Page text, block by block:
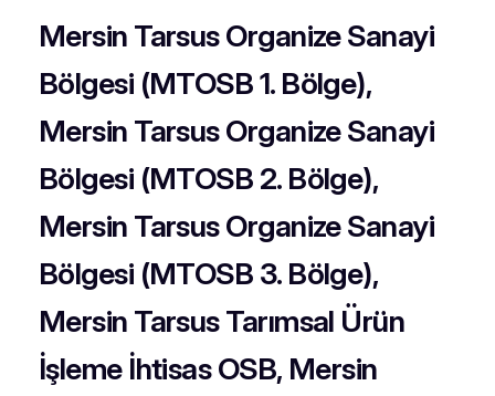
Mersin Tarsus Organize Sanayi
Bölgesi (MTOSB 1. Bölge),
Mersin Tarsus Organize Sanayi
Bölgesi (MTOSB 2. Bölge),
Mersin Tarsus Organize Sanayi
Bölgesi (MTOSB 3. Bölge),
Mersin Tarsus Tarımsal Ürün
İşleme İhtisas OSB, Mersin